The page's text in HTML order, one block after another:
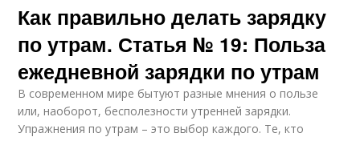
Как правильно делать зарядку
по утрам. Статья № 19: Польза
ежедневной зарядки по утрам
В современном мире бытуют разные мнения о пользе
или, наоборот, бесполезности утренней зарядки.
Упражнения по утрам – это выбор каждого. Те, кто